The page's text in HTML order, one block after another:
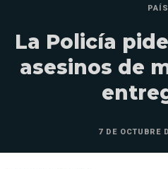
PAÍS
La Policía
asesinos de
7 DE OCTUBRE